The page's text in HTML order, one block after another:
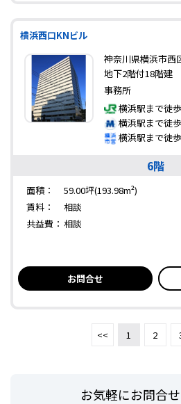
横浜西口KNビル
神奈川県横浜市西
地下2階付18階建
事務所
横浜駅まで徒
横浜駅まで徒
横浜駅まで徒
6階
面積：
59.00坪(193.98m²)
賃料：
相談
共益費： 相談
お問合せ
<< 1 2
お気軽にお問合